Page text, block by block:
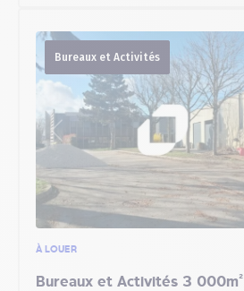
Bureaux et Activités
À LOUER
Bureaux et Activités 3 000m²